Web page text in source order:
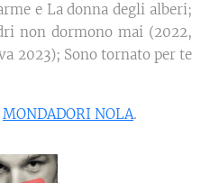
e La donna degli alberi;
non dormono mai (2022,
2023); Sono tornato per te
MONDADORI NOLA.